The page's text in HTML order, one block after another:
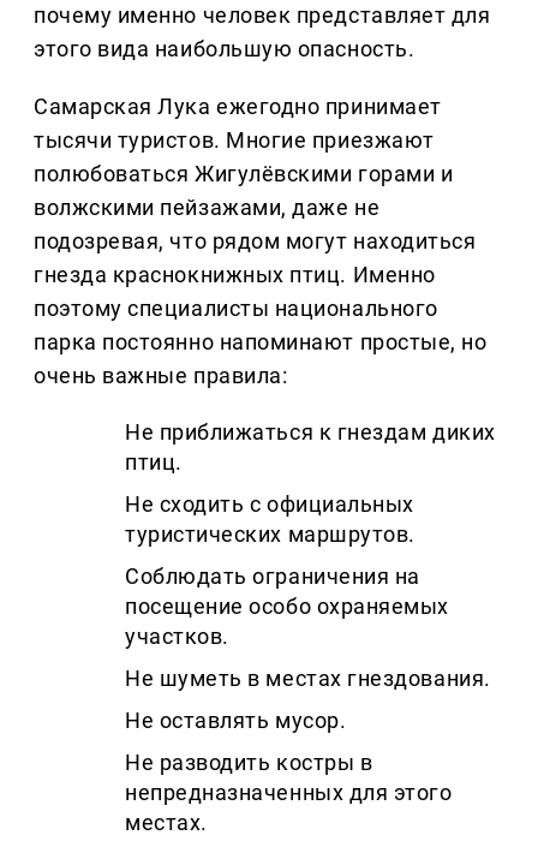
почему именно человек представляет для
этого вида наибольшую опасность.
Самарская Лука ежегодно принимает
тысячи туристов. Многие приезжают
полюбоваться Жигулёвскими горами и
волжскими пейзажами, даже не
подозревая, что рядом могут находиться
гнезда краснокнижных птиц. Именно
поэтому специалисты национального
парка постоянно напоминают простые, но
очень важные правила:
Не приближаться к гнездам диких
птиц.
Не сходить с официальных
туристических маршрутов.
Соблюдать ограничения на
посещение особо охраняемых
участков.
Не шуметь в местах гнездования.
Не оставлять мусор.
Не разводить костры в
непредназначенных для этого
местах.